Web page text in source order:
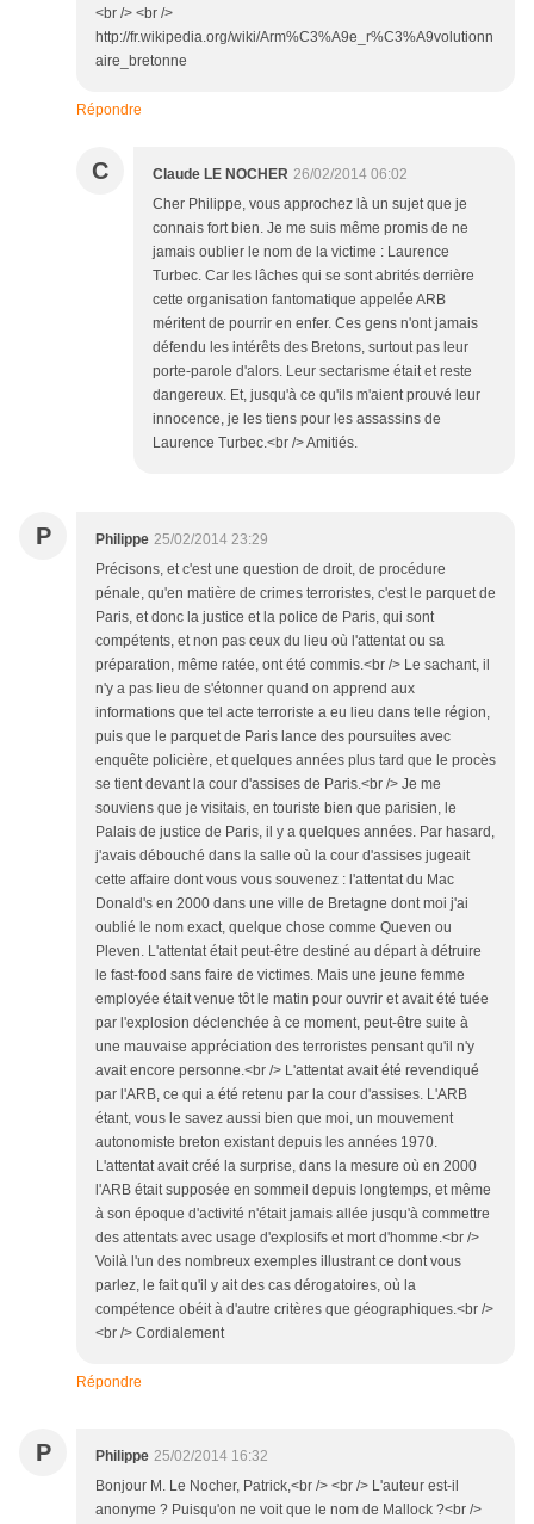
<br /> <br />
http://fr.wikipedia.org/wiki/Arm%C3%A9e_r%C3%A9volutionn
aire_bretonne
Répondre
C Claude LE NOCHER 26/02/2014 06:02
Cher Philippe, vous approchez là un sujet que je
connais fort bien. Je me suis même promis de ne
jamais oublier le nom de la victime : Laurence
Turbec. Car les lâches qui se sont abrités derrière
cette organisation fantomatique appelée ARB
méritent de pourrir en enfer. Ces gens n'ont jamais
défendu les intérêts des Bretons, surtout pas leur
porte-parole d'alors. Leur sectarisme était et reste
dangereux. Et, jusqu'à ce qu'ils m'aient prouvé leur
innocence, je les tiens pour les assassins de
Laurence Turbec.<br /> Amitiés.
P Philippe 25/02/2014 23:29
Précisons, et c'est une question de droit, de procédure
pénale, qu'en matière de crimes terroristes, c'est le parquet de
Paris, et donc la justice et la police de Paris, qui sont
compétents, et non pas ceux du lieu où l'attentat ou sa
préparation, même ratée, ont été commis.<br /> Le sachant, il
n'y a pas lieu de s'étonner quand on apprend aux
informations que tel acte terroriste a eu lieu dans telle région,
puis que le parquet de Paris lance des poursuites avec
enquête policière, et quelques années plus tard que le procès
se tient devant la cour d'assises de Paris.<br /> Je me
souviens que je visitais, en touriste bien que parisien, le
Palais de justice de Paris, il y a quelques années. Par hasard,
j'avais débouché dans la salle où la cour d'assises jugeait
cette affaire dont vous vous souvenez : l'attentat du Mac
Donald's en 2000 dans une ville de Bretagne dont moi j'ai
oublié le nom exact, quelque chose comme Queven ou
Pleven. L'attentat était peut-être destiné au départ à détruire
le fast-food sans faire de victimes. Mais une jeune femme
employée était venue tôt le matin pour ouvrir et avait été tuée
par l'explosion déclenchée à ce moment, peut-être suite à
une mauvaise appréciation des terroristes pensant qu'il n'y
avait encore personne.<br /> L'attentat avait été revendiqué
par l'ARB, ce qui a été retenu par la cour d'assises. L'ARB
étant, vous le savez aussi bien que moi, un mouvement
autonomiste breton existant depuis les années 1970.
L'attentat avait créé la surprise, dans la mesure où en 2000
l'ARB était supposée en sommeil depuis longtemps, et même
à son époque d'activité n'était jamais allée jusqu'à commettre
des attentats avec usage d'explosifs et mort d'homme.<br />
Voilà l'un des nombreux exemples illustrant ce dont vous
parlez, le fait qu'il y ait des cas dérogatoires, où la
compétence obéit à d'autre critères que géographiques.<br />
<br /> Cordialement
Répondre
P Philippe 25/02/2014 16:32
Bonjour M. Le Nocher, Patrick,<br /> <br /> L'auteur est-il
anonyme ? Puisqu'on ne voit que le nom de Mallock ?<br />